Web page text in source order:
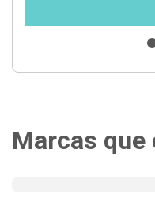
Marcas que